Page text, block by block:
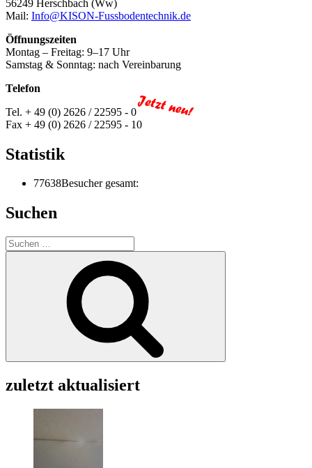
56249 Herschbach (Ww)
Mail: Info@KISON-Fussbodentechnik.de
Öffnungszeiten
Montag – Freitag: 9–17 Uhr
Samstag & Sonntag: nach Vereinbarung
Telefon
Tel. + 49 (0) 2626 / 22595 - 0
Fax + 49 (0) 2626 / 22595 - 10
Statistik
77638Besucher gesamt:
Suchen
Suchen
nach:
zuletzt aktualisiert